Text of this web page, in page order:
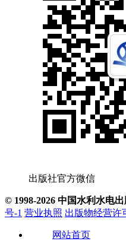
出版社官方微信
© 1998-2026 中国水利水电
号-1 营业执照 出版物经营许
网站首页